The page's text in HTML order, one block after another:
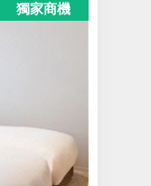
獨家商機